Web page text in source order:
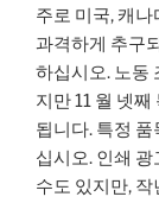
주로 미국, 캐
과격하게 추구
하십시오. 노동
지만 11 월 넷
됩니다. 특정
십시오. 인쇄
수도 있지만,